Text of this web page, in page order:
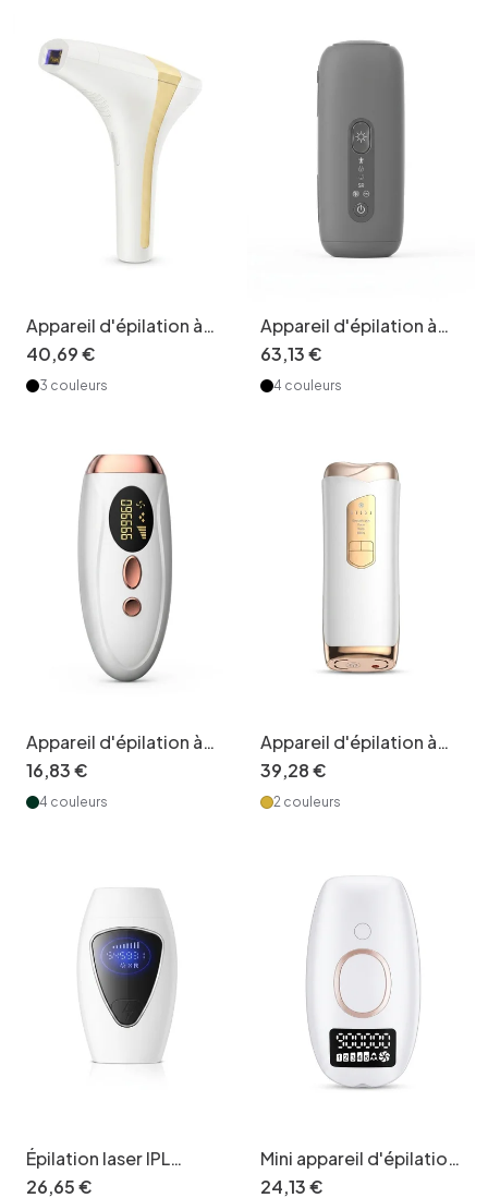
Appareil d'épilation à
lumière pulsée 3 en 1,
900 000 flashs, 8
niveaux
40,69€
3 couleurs
Appareil d'épilation à
lumière pulsée Sapphire
Ice, technologie de
refroidissement
63,13€
4 couleurs
Appareil d'épilation à
lumière pulsée (IPL),
utilisation permanente
et indolore à domicile
16,83€
4 couleurs
Appareil d'épilation à
lumière pulsée
refroidissante, 5
vitesses, corps entier
39,28€
2 couleurs
Épilation laser IPL
indolore, technologie
26,65€
Mini appareil d'épilation
à lumière pulsée (IPL),
24,13€